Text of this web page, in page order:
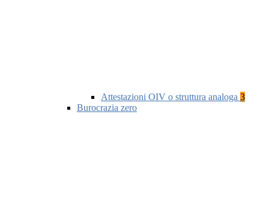
Attestazioni OIV o struttura analoga 3
Burocrazia zero